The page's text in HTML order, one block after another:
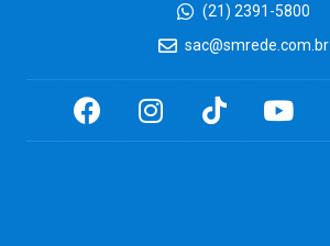
(21) 2391-5800
sac@smrede.com.br